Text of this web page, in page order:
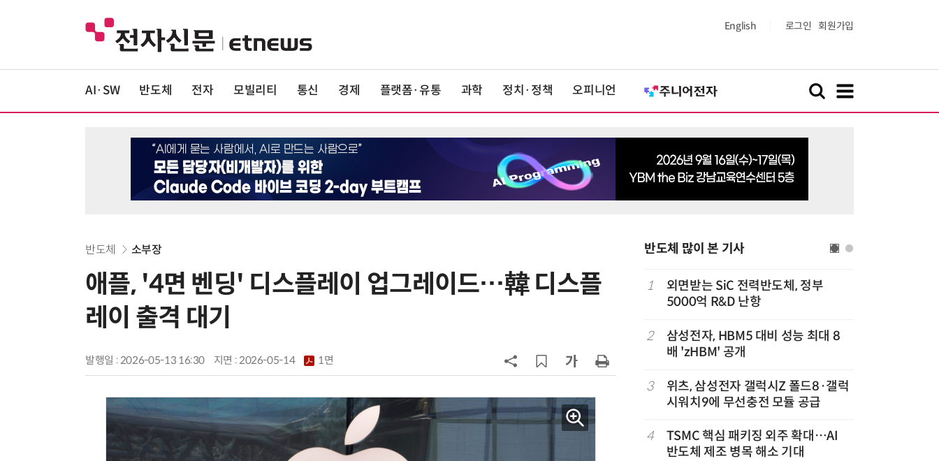
English 로그인 회원가입
AI·SW 반도체 전자 모빌리티 통신 경제 플랫폼·유통 과학 정치·정책 오피니언
반도체 소부장
애플, '4면 벤딩' 디스플레이 업그레이드…韓 디스플
레이 출격 대기
발행일 : 2026-05-13 16:30 지면 :2026-05-14 1면
반도체 많이 본 기사
6
檢, LG화학·한화솔루션 등 7개사 압
솔루션, 광 통신 솔루션 수직 계열
화…'실리콘 포토닉스·CPO 집중 공
분기 사상 최대 매출
[사설] 차세대 전력반도체 R&D, 참
1
외면받는 SiC 전력반도체, 정부
5000억 R&D 난항
2
삼성전자, HBM5 대비 성능 최대 8
배 'zHBM' 공개
3
위츠, 삼성전자 갤럭시Z 폴드8·갤럭
시워치9에 무선충전 모듈 공급
4
TSMC 핵심 패키징 외주 확대…AI
반도체 제조 병목 해소 기대